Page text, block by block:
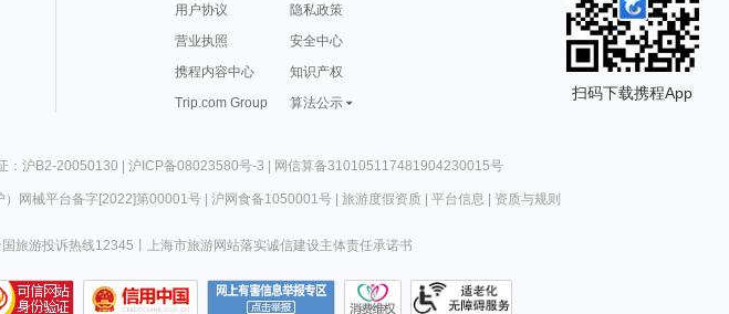
用户协议
隐私政策
营业执照
安全中心
携程内容中心
知识产权
Trip.com Group
算法公示
扫码下载携程App
：沪B2-20050130 | 沪ICP备08023580号-3 | 网信算备310105117481904230015号
）网械平台备字[2022]第00001号| 沪网食备1050001号| 旅游度假资质| 平台信息 资质与规则
旅游投诉热线12345 上海市旅游网站落实诚信建设主体责任承诺书